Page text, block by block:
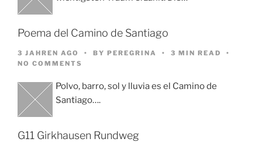
Poema del Camino de Santiago
3 JAHREN AGO BY PEREGRINA
3 MIN READ
NO COMMENTS
Polvo, barro, sol y lluvia es el Camino de
Santiago….
G11 Girkhausen Rundweg